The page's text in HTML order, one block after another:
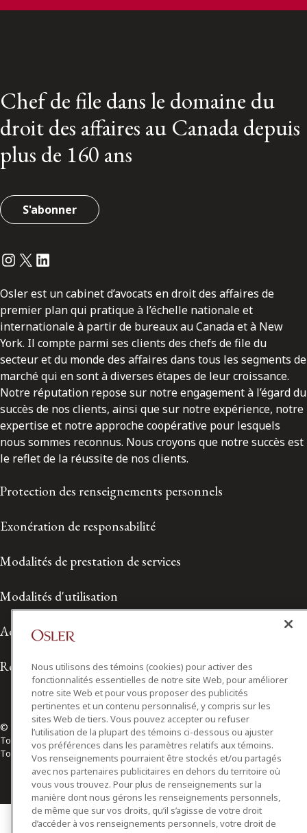
Chef de file dans le domaine du
droit des affaires au Canada depuis
plus de 160 ans
S'abonner
Instagram
Twitter
LinkedIn
Osler est un cabinet d’avocats en droit des affaires de
premier plan qui pratique à l’échelle nationale et
internationale à partir de bureaux au Canada et à New
York. Il compte parmi ses clients des chefs de file du
secteur et du monde des affaires dans tous les segments de
marché qui en sont à diverses étapes de leur croissance.
Notre réputation repose sur notre engagement à l’égard du
succès de nos clients, ainsi que sur notre expérience, notre
expertise et notre approche coopérative pour lesquels
nous sommes reconnus. Nous croyons que notre succès est
le reflet de la réussite de nos clients.
Protection des renseignements personnels
Exonération de responsabilité
Modalités de prestation de services
Modalités d'utilisation
Accessibilité
Relations avec les médias
© 2026 Osler, Hoskin & Harcourt S.E.N.C.R.L./s.r.l.
Tous droits réservés
Toronto | Montréal | Calgary | Vancouver | Ottawa | New York
Nous utilisons des témoins (cookies) pour activer des
fonctionnalités essentielles de notre site Web, pour améliorer
notre site Web et pour vous proposer des publicités
pertinentes et un contenu personnalisé, y compris sur les
sites Web de tiers. Vous pouvez accepter ou refuser
l’utilisation de la plupart des témoins ci-dessous ou ajuster
vos préférences dans les paramètres relatifs aux témoins.
Vos renseignements pourraient être stockés et/ou partagés
avec nos partenaires publicitaires en dehors du territoire où
vous vous trouvez. Pour plus de renseignements sur la
manière dont nous gérons les renseignements personnels,
de même que sur vos droits, qu’il s’agisse de votre droit
d’accéder à vos renseignements personnels, votre droit de